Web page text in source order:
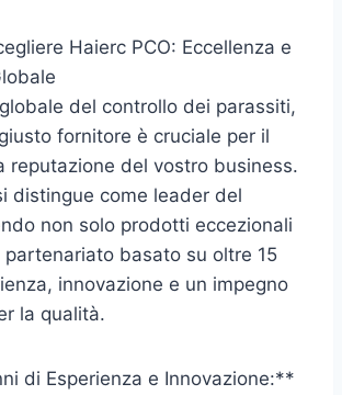
Haierc PCO: Eccellenza e
del controllo dei parassiti,
fornitore è cruciale per il
reputazione del vostro business.
distingue come leader del
non solo prodotti eccezionali
partenariato basato su oltre 15
innovazione e un impegno
la qualità.
di Esperienza e Innovazione:**